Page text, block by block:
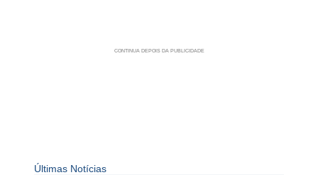
Últimas Notícias